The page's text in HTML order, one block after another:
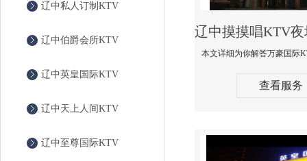
辽中私人订制KTV
辽中伯爵会所KTV
辽中英皇国际KTV
辽中天上人间KTV
辽中至尊国际KTV
查看服务